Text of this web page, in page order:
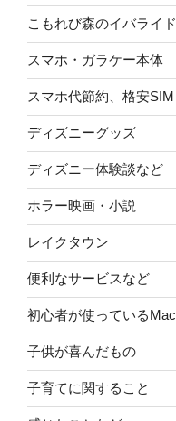
こもれび森のイバライド
スマホ・ガラケー本体
スマホ代節約、格安SIM
ディズニーグッズ
ディズニー体験談など
ホラー映画・小説
レイクタウン
便利なサービスなど
初心者が使っているMac
子供が喜んだもの
子育てに関すること